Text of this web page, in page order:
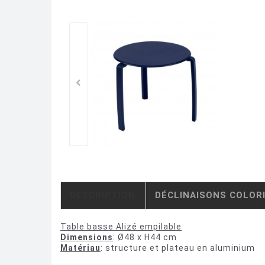
DÉCLINAISONS
Table basse Alizé empilable
Dimensions: Ø48 x H44 cm
Matériau: structure et plateau en aluminium